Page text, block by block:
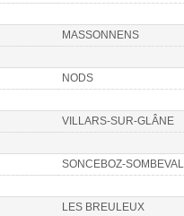
MASSONNENS
NODS
VILLARS-SUR-GLÂNE
SONCEBOZ-SOMBEVAL
LES BREULEUX